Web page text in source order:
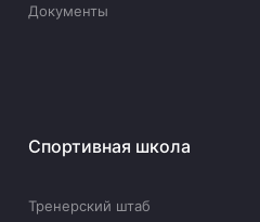
Документы
Спортивная школа
Тренерский штаб